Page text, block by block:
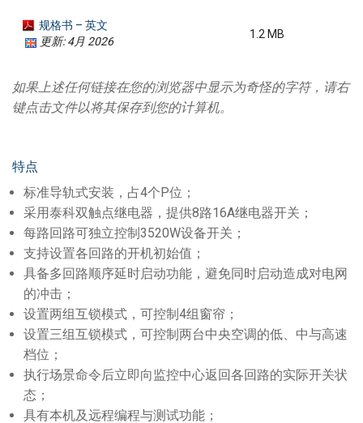
规格书 – 英文
更新: 4月 2026
1.2 MB
如果上述任何链接在您的浏览器中显示为奇怪的字符，请右
键点击文件以将其保存到您的计算机。
特点
标准导轨式安装，占4个P位；
采用泰科双触点继电器，提供8路16A继电器开关；
每路回路可独立控制3520W设备开关；
支持设置各回路的开机初始值；
具备多回路顺序延时启动功能，避免同时启动造成对电网
的冲击；
设置两组互锁模式，可控制4组窗帘；
设置三组互锁模式，可控制两台中央空调的低、中与高速
档位；
执行场景命令后立即向监控中心返回各回路的实际开关状
态；
具有本机及远程编程与测试功能；